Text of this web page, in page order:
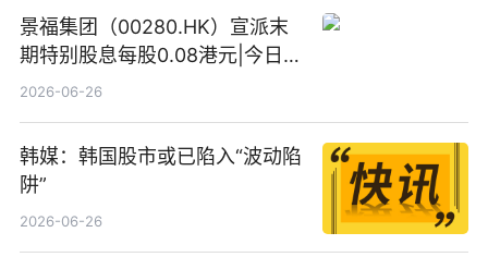
景福集团（00280.HK）宣派末
期特别股息每股0.08港元|今日快
看
2026-06-26
韩媒：韩国股市或已陷入“波动陷
阱”
2026-06-26